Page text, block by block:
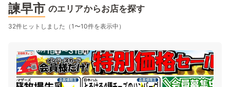
諫早市 のエリアからお店を探す
32件ヒットしました（1〜10件を表示中）